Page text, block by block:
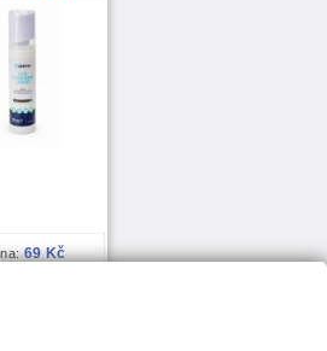
69 Kč